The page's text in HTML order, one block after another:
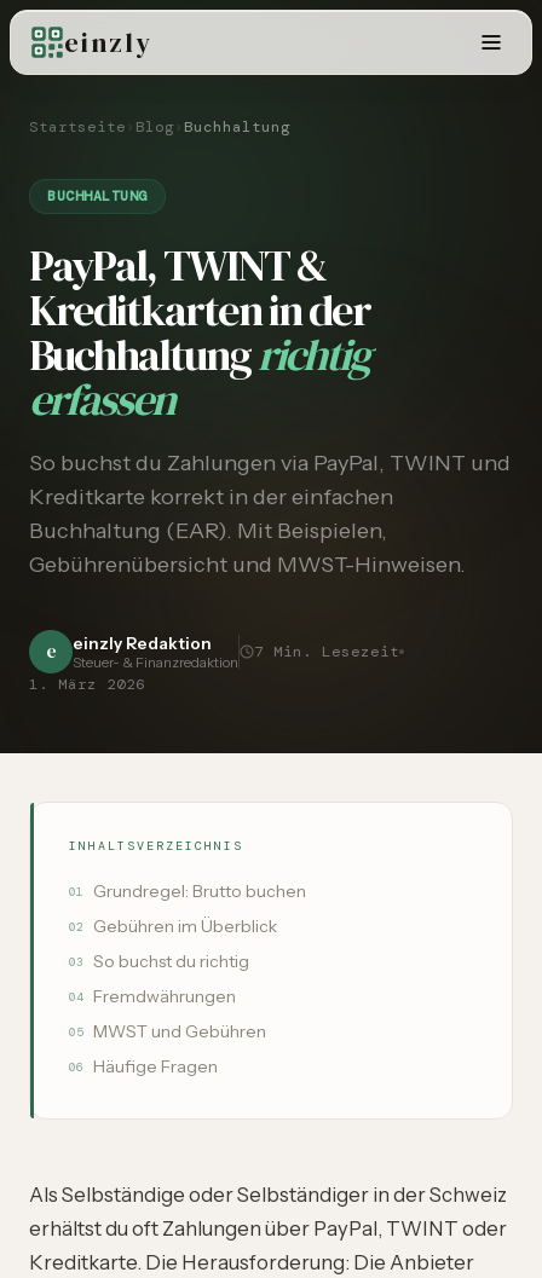
einzly
Startseite › Blog› Buchhaltung
BUCHHALTUNG
PayPal, TWINT &
Kreditkarten in der
Buchhaltungrichtig
erfassen
So buchst du Zahlungen via PayPal, TWINT und
Kreditkarte korrekt in der einfachen
Buchhaltung (EAR). Mit Beispielen,
Gebührenübersicht und MWST-Hinweisen.
e einzly Redaktion
Steuer- & Finanzredaktion
7
Min. Lesezeit
1. März 2026
INHALTSVERZEICHNIS
01 Grundregel: Brutto buchen
02 Gebühren im Überblick
03 So buchst du richtig
04 Fremdwährungen
05 MWST und Gebühren
06 Häufige Fragen
Als Selbständige oder Selbständiger in der Schweiz
erhältst du oft Zahlungen über PayPal, TWINT oder
Kreditkarte. Die Herausforderung: Die Anbieter